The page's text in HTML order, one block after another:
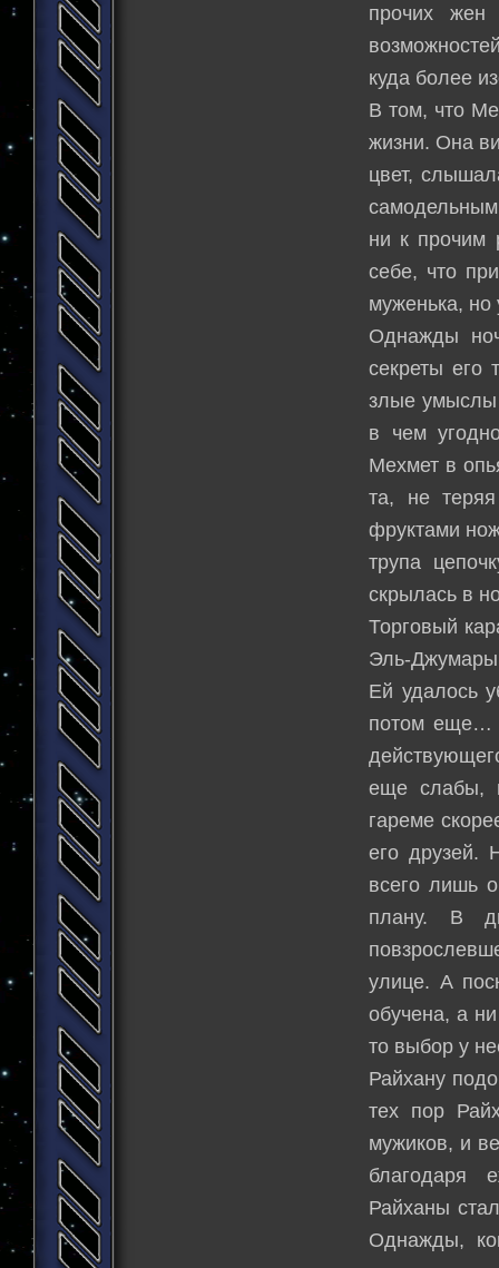
прочих
куда более
В том, что
жизни. Она
цвет,
ни к прочим
себе, что
муженька, но
Однажды
секреты его
злые умыслы
в чем
Мехмет в
та, не
фруктами
трупа
скрылась в
Торговый
Эль-
Ей удалось
потом еще…
еще слабы,
гареме
его друзей.
всего лишь
плану. В
улице. А
обучена, а
то выбор у
Райхану
тех пор
мужиков, и
благодаря
Райханы
Однажды,